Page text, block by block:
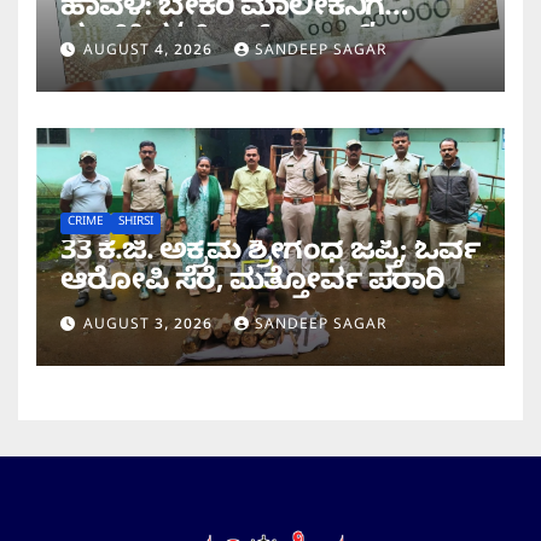
ಹಾವಳಿ: ಬೇಕರಿ ಮಾಲೀಕನಿಗೆ
ವಂಚಿಸಿದ ‘ಚಿಲ್ಡ್ರನ್ ಬ್ಯಾಂಕ್’
ನೋಟು!
AUGUST 4, 2026 SANDEEP SAGAR
CRIME SHIRSI
33 ಕೆ.ಜಿ. ಅಕ್ರಮ ಶ್ರೀಗಂಧ ಜಪ್ತಿ; ಓರ್ವ
ಆರೋಪಿ ಸೆರೆ, ಮತ್ತೋರ್ವ ಪರಾ​​ರಿ
AUGUST 3, 2026 SANDEEP SAGAR